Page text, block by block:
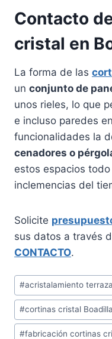
Contacto
cristal en
La forma de las
un conjunto de
unos rieles, lo que
e incluso paredes
funcionalidades la
cenadores o
estos espacios
inclemencias del
Solicite
sus datos a través
CONTACTO.
Etiquetas
de
la
entrada:
#acristalamiento
#cortinas cristal
#fabricación cortinas